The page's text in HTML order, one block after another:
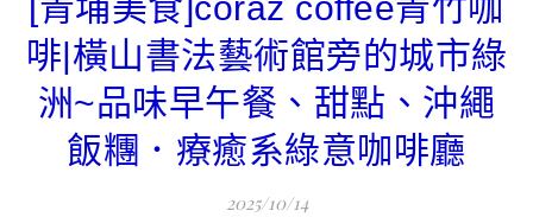
[青埔美食]coraz coffee青竹咖
啡|橫山書法藝術館旁的城市綠
洲~品味早午餐、甜點、沖繩
飯糰．療癒系綠意咖啡廳
2025/10/14